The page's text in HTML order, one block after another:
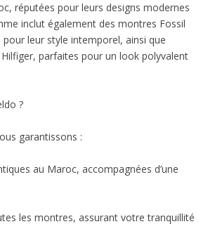
réputées pour leurs designs modernes
inclut également des montres Fossil
leur style intemporel, ainsi que
parfaites pour un look polyvalent
?
garantissons :
au Maroc, accompagnées d’une
les montres, assurant votre tranquillité